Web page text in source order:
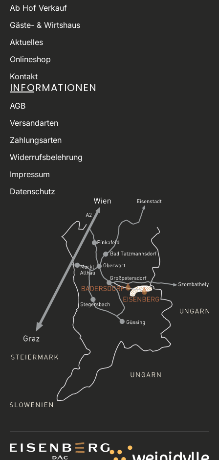
Ab Hof Verkauf
Gäste- & Wirtshaus
Aktuelles
Onlineshop
Kontakt
INFORMATIONEN
AGB
Versandarten
Zahlungsarten
Widerrufsbelehrung
Impressum
Datenschutz